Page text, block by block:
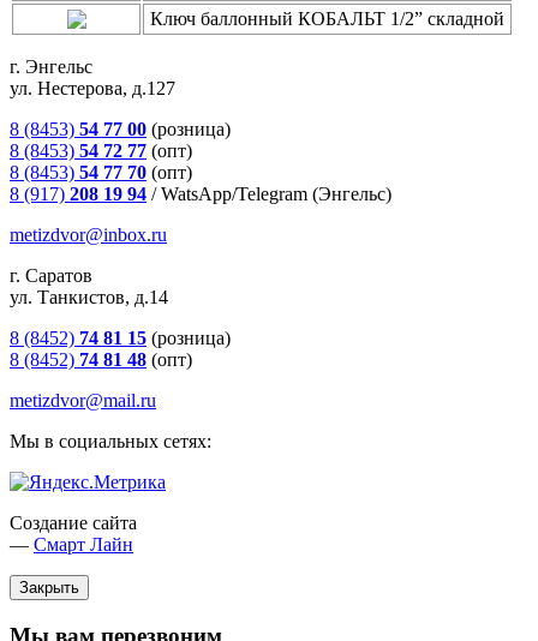
Ключ баллонный КОБАЛЬТ 1/2” складной
г. Энгельс
ул. Нестерова, д.127
8 (8453) 54 77 00 (розница)
8 (8453) 54 72 77 (опт)
8 (8453) 54 77 70 (опт)
8 (917) 208 19 94 /WatsApp/Telegram (Энгельс)
metizdvor@inbox.ru
г. Саратов
ул. Танкистов, д.14
8 (8452) 74 81 15 (розница)
8 (8452) 74 81 48 (опт)
metizdvor@mail.ru
Мы в социальных сетях:
Создание сайта
— Смарт Лайн
Закрыть
Мы вам перезвоним